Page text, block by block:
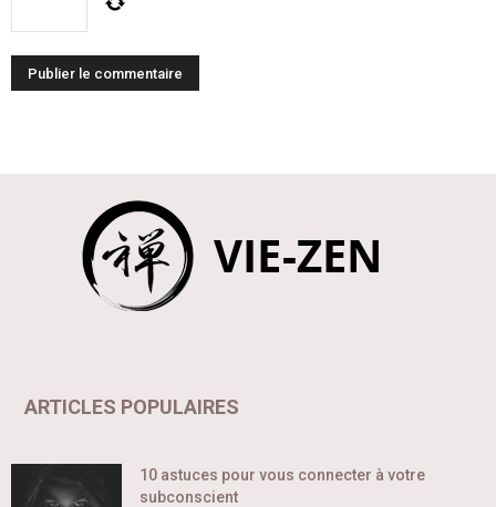
ARTICLES POPULAIRES
10 astuces pour vous connecter à votre
subconscient